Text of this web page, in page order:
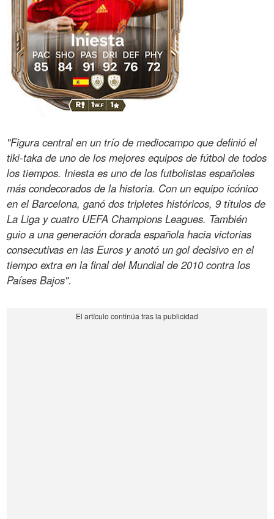
"Figura central en un trío de mediocampo que definió el
tiki-taka de uno de los mejores equipos de fútbol de todos
los tiempos. Iniesta es uno de los futbolistas españoles
más condecorados de la historia. Con un equipo icónico
en el Barcelona, ganó dos tripletes históricos, 9 títulos de
La Liga y cuatro UEFA Champions Leagues. También
guio a una generación dorada española hacia victorias
consecutivas en las Euros y anotó un gol decisivo en el
tiempo extra en la final del Mundial de 2010 contra los
Países Bajos".